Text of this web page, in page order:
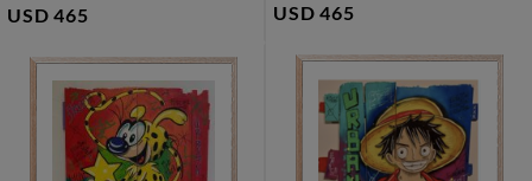
USD 465 USD 465